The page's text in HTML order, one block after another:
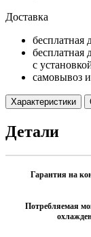
Доставка
бесплатная
бесплатная
с
самовывоз
Характеристики
Детали
Гарантия на
Потребляемая